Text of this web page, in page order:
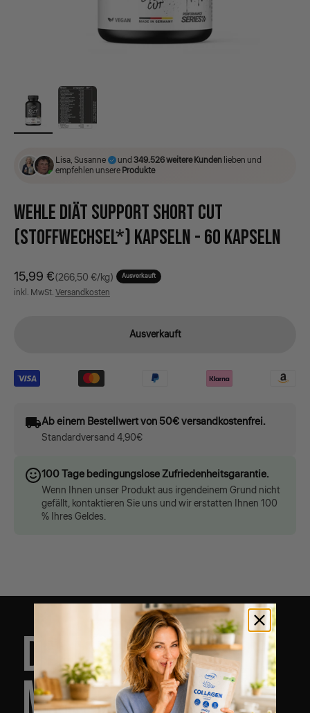
Lisa, Susanne und349.526 weitere Kundenlieben und
empfehlen unsereProdukte
WEHLE DIÄT SUPPORT SHORT CUT
(STOFFWECHSEL*) KAPSELN - 60 KAPSELN
Angebot
15,99 €(266,50 €/kg) Ausverkauft
inkl. MwSt.Versandkosten
Ausverkauft
Ab einem Bestellwert von 50€ versandkostenfrei.
Standardversand 4,90€
100 Tage bedingungslose Zufriedenheitsgarantie.
Wenn Ihnen unser Produkt aus irgendeinem Grund nicht
gefällt, kontaktieren Sie uns und wir erstatten Ihnen 100
% Ihres Geldes.
DEUTSCHE
MARKENQUALITÄT